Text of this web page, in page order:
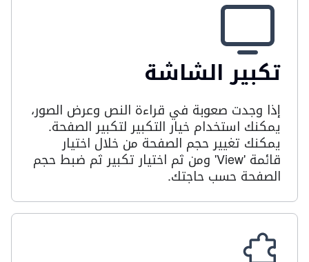
تكبير الشاشة
إذا وجدت صعوبة في قراءة النص وعرض الصور،
يمكنك استخدام خيار التكبير لتكبير الصفحة.
يمكنك تغيير حجم الصفحة من خلال اختيار
قائمة 'View' ومن ثم اختيار تكبير ثم ضبط حجم
الصفحة حسب حاجتك.